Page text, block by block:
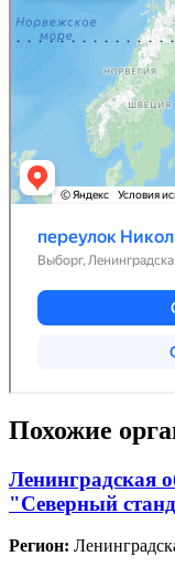
Похожие
Ленинградская
"Северный
Регион: